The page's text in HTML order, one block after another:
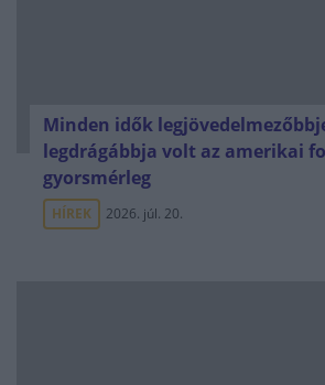
Minden idők
legdrágábbja volt az amerikai
gyorsmérleg
HÍREK 2026. júl. 20.